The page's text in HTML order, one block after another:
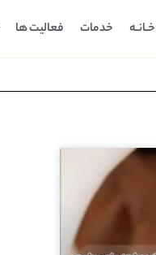
خـانـه خدمات فعالیت ها